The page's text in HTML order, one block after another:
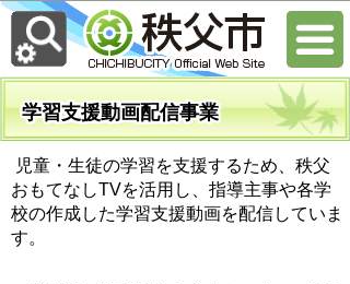
学習支援動画配信事業
児童・生徒の学習を支援するため、秩父
おもてなしTVを活用し、指導主事や各学
校の作成した学習支援動画を配信していま
す。